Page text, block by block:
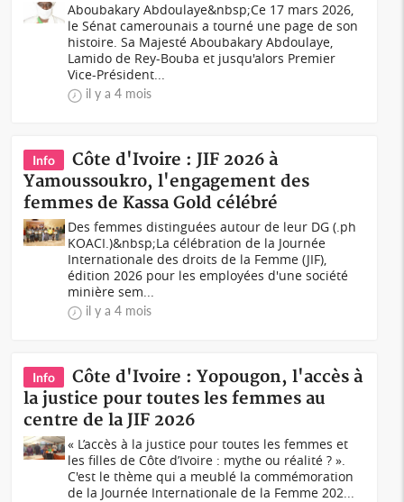
Aboubakary Abdoulaye&nbsp;Ce 17 mars 2026,
le Sénat camerounais a tourné une page de son
histoire. Sa Majesté Aboubakary Abdoulaye,
Lamido de Rey-Bouba et jusqu'alors Premier
Vice-Président...
il y a 4 mois
Info
Côte d'Ivoire : JIF 2026 à
Yamoussoukro, l'engagement des
femmes de Kassa Gold célébré
Des femmes distinguées autour de leur DG (.ph
KOACI.)&nbsp;La célébration de la Journée
Internationale des droits de la Femme (JIF),
édition 2026 pour les employées d'une société
minière sem...
il y a 4 mois
Info
Côte d'Ivoire : Yopougon, l'accès à
la justice pour toutes les femmes au
centre de la JIF 2026
« L’accès à la justice pour toutes les femmes et
les filles de Côte d’Ivoire : mythe ou réalité ? ».
C'est le thème qui a meublé la commémoration
de la Journée Internationale de la Femme 202...